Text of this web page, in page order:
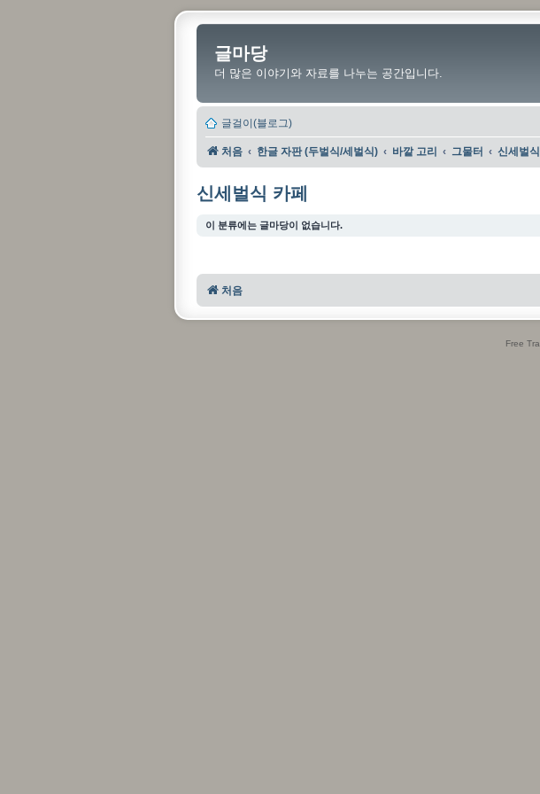
글마당
더 많은 이야기와 자료를 나누는 공간입니다.
글걸이(블로그)
처음 한글 자판 (두벌식/세벌식) 바깥 고리 그물터 신세벌
신세벌식 카페
이 분류에는 글마당이 없습니다.
처음
Free